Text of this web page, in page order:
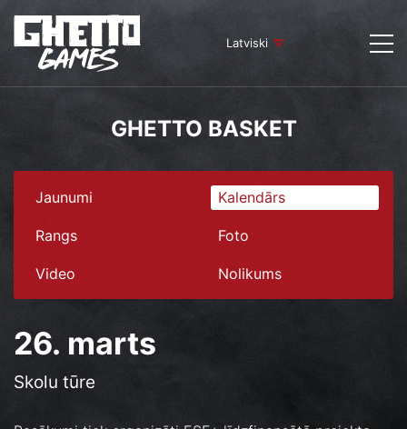
Latviski
GHETTO BASKET
Jaunumi Kalendārs
Rangs Foto
Video Nolikums
26. marts
Skolu tūre